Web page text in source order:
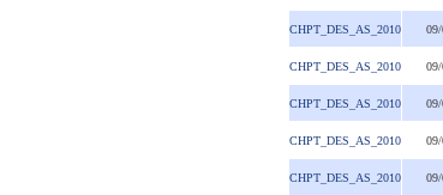
CHPT_DES_AS_2010
CHPT_DES_AS_2010
CHPT_DES_AS_2010
CHPT_DES_AS_2010
CHPT_DES_AS_2010